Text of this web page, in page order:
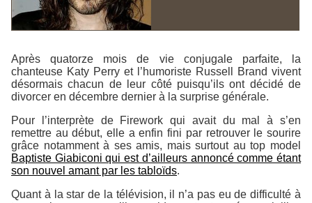
Après quatorze mois de vie conjugale parfaite, la
chanteuse Katy Perry et l’humoriste Russell Brand vivent
désormais chacun de leur côté puisqu’ils ont décidé de
divorcer en décembre dernier à la surprise générale.
Pour l’interprète de Firework qui avait du mal à s’en
remettre au début, elle a enfin fini par retrouver le sourire
grâce notamment à ses amis, mais surtout au top model
Baptiste Giabiconi qui est d’ailleurs annoncé comme étant
son nouvel amant par les tabloïds.
Quant à la star de la télévision, il n’a pas eu de difficulté à